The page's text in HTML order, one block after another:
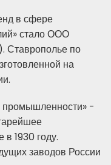
в сфере
стало ООО
Ставрополье по
на
-
1930 году.
заводов России